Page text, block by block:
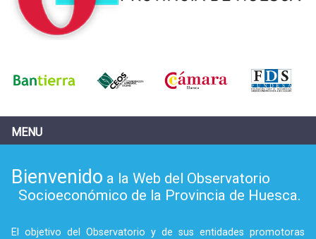
MENU
Bienvenido a la Web del Observatorio
Socioeconómico de la Provincia de Huesca.
El objetivo del Observatorio y de sus entidades promotoras